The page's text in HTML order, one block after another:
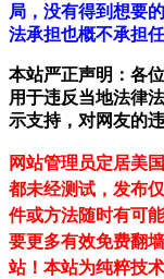
局，没有得到想要
法承担也概不承担
本站严正声明：各
用于违反当地法律
示支持，对网友的
网站管理员定居美
都未经测试，发布
件或方法随时有可
要更多有效免费翻
站！ 本站为纯粹技